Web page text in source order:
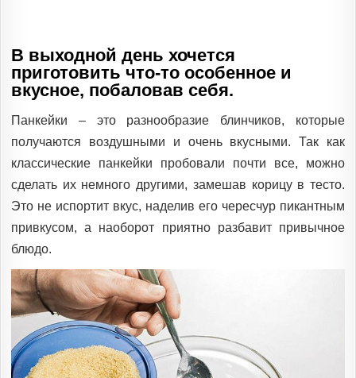
В выходной день хочется
приготовить что-то особенное и
вкусное, побаловав себя.
Панкейки – это разнообразие блинчиков, которые
получаются воздушными и очень вкусными. Так как
классические панкейки пробовали почти все, можно
сделать их немного другими, замешав корицу в тесто.
Это не испортит вкус, наделив его чересчур пикантным
привкусом, а наоборот приятно разбавит привычное
блюдо.